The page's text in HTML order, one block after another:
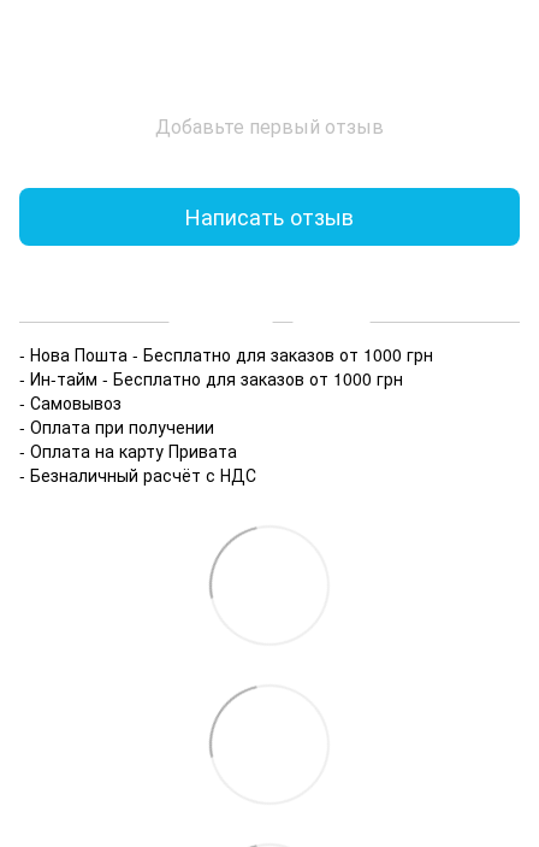
Добавьте первый отзыв
Написать отзыв
- Нова Пошта - Бесплатно для заказов от 1000 грн
- Ин-тайм - Бесплатно для заказов от 1000 грн
- Самовывоз
- Оплата при получении
- Оплата на карту Привата
- Безналичный расчёт с НДС